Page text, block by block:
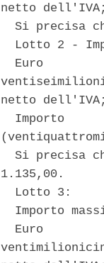
netto
Si precisa
Lotto 2 -
Euro
netto
Importo
Si precisa
1.135,00.
  Lotto 3:
Importo
Euro